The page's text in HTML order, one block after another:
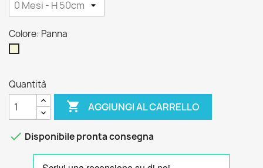
Colore: Panna
Quantità
 AGGIUNGI AL CARRELLO
 Disponibile pronta consegna